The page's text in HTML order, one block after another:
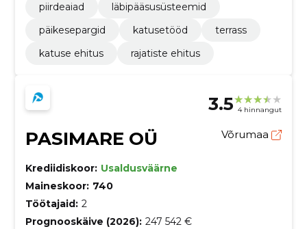
piirdeaiad
läbipääsusüsteemid
päikesepargid
katusetööd
terrass
katuse ehitus
rajatiste ehitus
3.5 4 hinnangut
PASIMARE OÜ Võrumaa
Krediidiskoor: Usaldusväärne
Maineskoor: 740
Töötajaid: 2
Prognooskäive (2026): 247 542 €